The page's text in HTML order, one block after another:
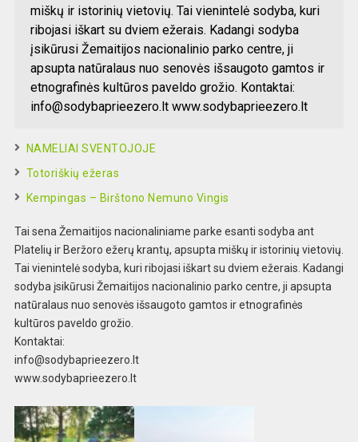
miškų ir istorinių vietovių. Tai vienintelė sodyba, kuri
ribojasi iškart su dviem ežerais. Kadangi sodyba
įsikūrusi Žemaitijos nacionalinio parko centre, ji
apsupta natūralaus nuo senovės išsaugoto gamtos ir
etnografinės kultūros paveldo grožio. Kontaktai:
info@sodybaprieezero.ltwww.sodybaprieezero.lt
NAMELIAI SVENTOJOJE
Totoriškių ežeras
Kempingas – Birštono Nemuno Vingis
Tai sena Žemaitijos nacionaliniame parke esanti sodyba ant
Platelių ir Beržoro ežerų krantų, apsupta miškų ir istorinių vietovių.
Tai vienintelė sodyba, kuri ribojasi iškart su dviem ežerais. Kadangi
sodyba įsikūrusi Žemaitijos nacionalinio parko centre, ji apsupta
natūralaus nuo senovės išsaugoto gamtos ir etnografinės
kultūros paveldo grožio.
Kontaktai:
info@sodybaprieezero.lt
www.sodybaprieezero.lt